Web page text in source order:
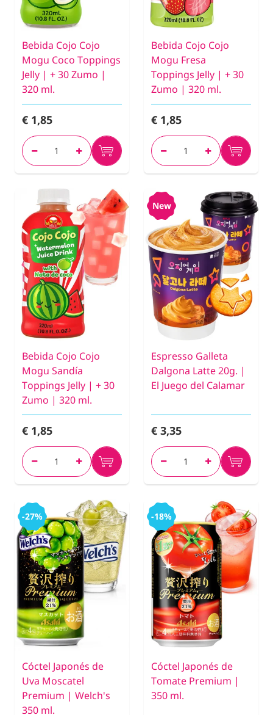
Bebida Cojo Cojo
Mogu Coco Toppings
Jelly | + 30 Zumo |
320 ml.
€ 1,85
Bebida Cojo Cojo
Mogu Fresa
Toppings Jelly | + 30
Zumo | 320 ml.
€ 1,85
Bebida Cojo Cojo
Mogu Sandía
Toppings Jelly | + 30
Zumo | 320 ml.
€ 1,85
New
Espresso Galleta
Dalgona Latte 20g. |
El Juego del Calamar
€ 3,35
-27%
Cóctel Japonés de
Uva Moscatel
Premium | Welch's
350 ml.
-18%
Cóctel Japonés de
Tomate Premium |
350 ml.